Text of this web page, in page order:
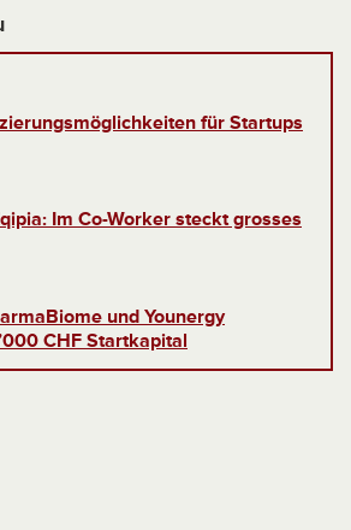
für Startups
Im Co-Worker steckt grosses
und Younergy
CHF Startkapital